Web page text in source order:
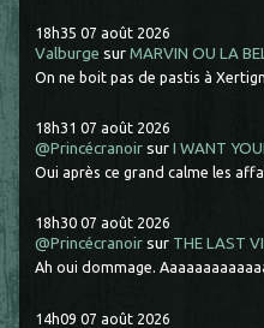
18h35 07 août 2026
Valburge surMARVIN OU LA
On ne boit pas de pastis à
18h31 07 août 2026
@Princécranoir surI WANT
Oui après ce grand calme les
18h30 07 août 2026
@Princécranoir sur THE LAST
Ah oui dommage.
14h09 07 août 2026